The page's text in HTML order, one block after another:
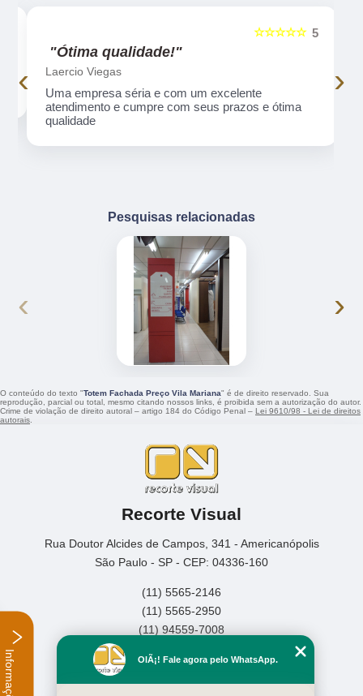
5
☆☆☆☆☆
"Ótima qualidade!"
Laercio Viegas
Uma empresa séria e com um excelente
atendimento e cumpre com seus prazos e ótima
qualidade
‹ ›
Pesquisas relacionadas
‹ ›
O conteúdo do texto "Totem Fachada Preço Vila Mariana" é de direito reservado. Sua
reprodução, parcial ou total, mesmo citando nossos links, é proibida sem a autorização do autor.
Crime de violação de direito autoral – artigo 184 do Código Penal – Lei 9610/98 - Lei de direitos
autorais
Recorte Visual
Rua Doutor Alcides de Campos, 341 - Americanópolis
São Paulo - SP - CEP: 04336-160
(11) 5565-2146
(11) 5565-2950
(11) 94559-7008
Home
OlÃ¡! Fale agora pelo WhatsApp.
Informações